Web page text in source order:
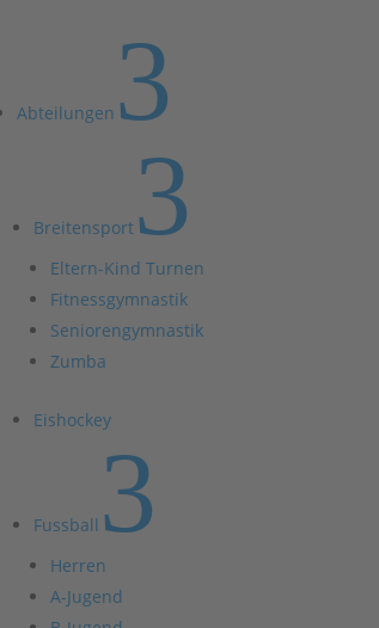
Abteilungen 3
Breitensport3
Eltern-Kind Turnen
Fitnessgymnastik
Seniorengymnastik
Zumba
Eishockey
Fussball 3
Herren
A-Jugend